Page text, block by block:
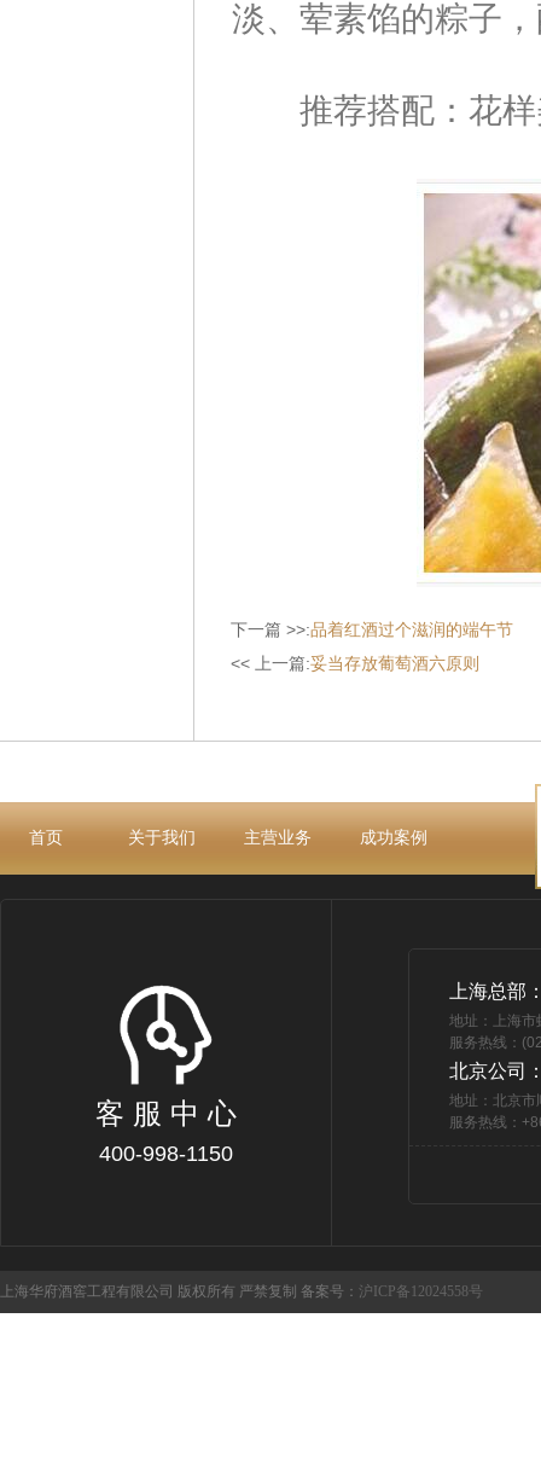
淡、荤素馅的粽子
推荐搭配：花样
下一篇 >>:品着红酒过个滋润的端午节
<< 上一篇:妥当存放葡萄酒六原则
首页 关于我们 主营业务 成功案例
客 服 中 心
400-998-1150
上海总部
地址：上海
服务热线：
北京公司
地址：北京市
服务热线：
上海华府酒窖工程有限公司 版权所有 严禁复制 备案号： 沪ICP备12024558号